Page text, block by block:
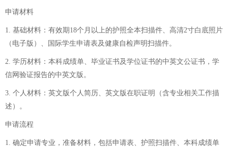
申请材料
1. 基础材料：有效期18个月以上的护照全本扫描件、高清2寸白底照片
（电子版）、国际学生申请表及健康自检声明扫描件。
2. 学历材料：本科成绩单、毕业证书及学位证书的中英文公证书，学
信网验证报告的中英文版。
3. 个人材料：英文版个人简历、英文版在职证明（含专业相关工作描
述）。
申请流程
1. 确定申请专业，准备材料，包括申请表、护照扫描件、本科成绩单